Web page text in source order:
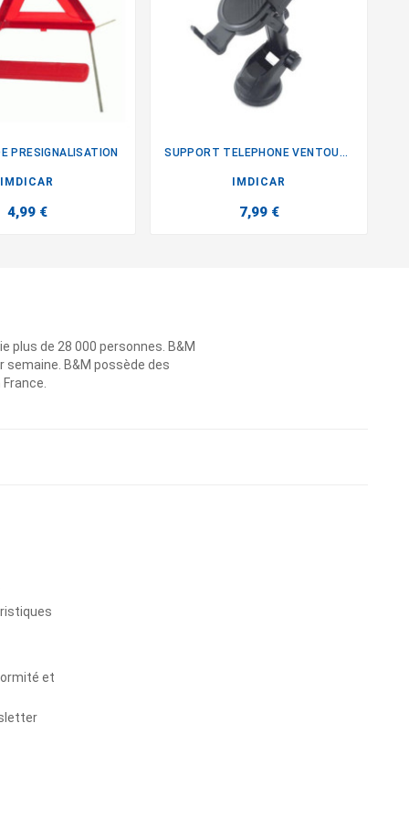
PRESIGNALISATION
IMDICAR
4,99 €
SUPPORT TELEPHONE VENTOUSE
IMDICAR
7,99 €
plus de 28 000 personnes. B&M
B&M possède des
et